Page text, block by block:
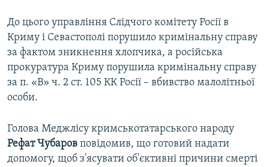
До цього управління Слідчого комітету Росії в
Криму і Севастополі порушило кримінальну справу
за фактом зникнення хлопчика, а російська
прокуратура Криму порушила кримінальну справу
за п. «В» ч. 2 ст. 105 КК Росії –​ вбивство малолітньої
особи.
Голова Меджлісу кримськотатарського народу
Рефат Чубаров повідомив, що готовий надати
допомогу, щоб з'ясувати об'єктивні причини смерті